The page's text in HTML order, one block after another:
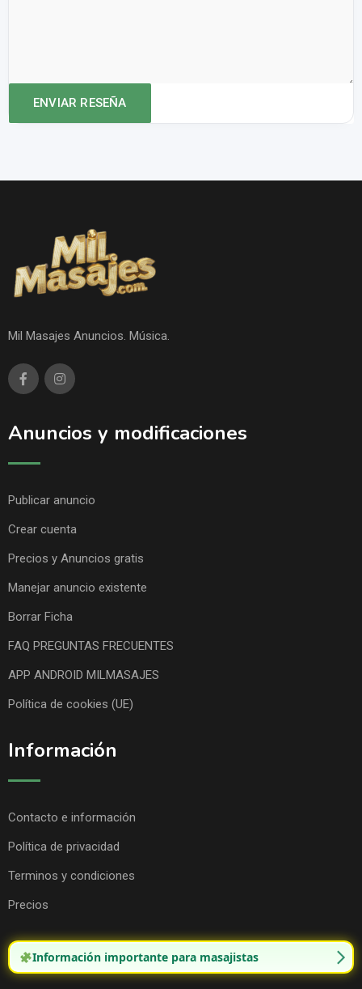
Mil Masajes Anuncios. Música.
Anuncios y modificaciones
Publicar anuncio
Crear cuenta
Precios y Anuncios gratis
Manejar anuncio existente
Borrar Ficha
FAQ PREGUNTAS FRECUENTES
APP ANDROID MILMASAJES
Política de cookies (UE)
Información
Contacto e información
Política de privacidad
Terminos y condiciones
Precios
Información importante para masajistas